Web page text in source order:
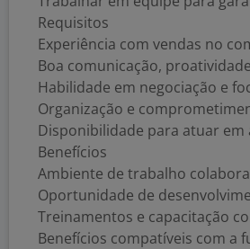
Requisitos
Experiência com vendas no
Boa comunicação,
Habilidade em negociação e
Organização e
Disponibilidade para atuar
Benefícios
Ambiente de trabalho
Oportunidade de
Treinamentos e capacitação
Benefícios compatíveis com a